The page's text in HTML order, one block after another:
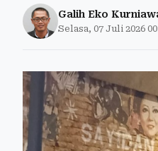
Galih Eko
Selasa, 07 Juli 2026